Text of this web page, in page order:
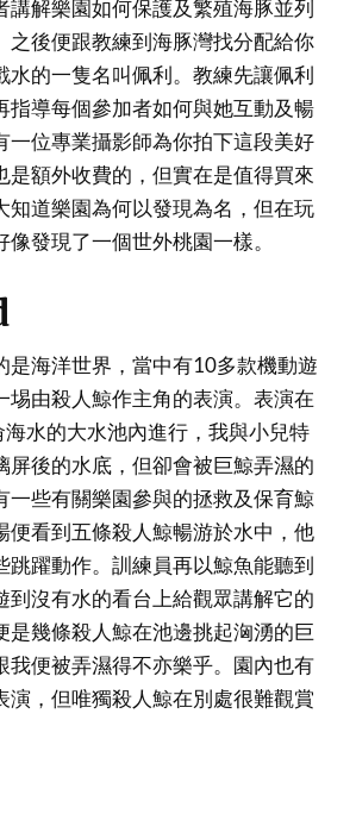
講解樂園如何保護及繁殖海豚並列
之後便跟教練到海豚灣找分配給你
水的一隻名叫佩利。教練先讓佩利
指導每個參加者如何與她互動及暢
一位專業攝影師為你拍下這段美好
是額外收費的，但實在是值得買來
知道樂園為何以發現為名，但在玩
發現了一個世外桃園一樣。
是海洋世界，當中有10多款機動遊
埸由殺人鯨作主角的表演。表演在
水的大水池內進行，我與小兒特
屏後的水底，但卻會被巨鯨弄濕的
一些有關樂園參與的拯救及保育鯨
便看到五條殺人鯨暢游於水中，他
跳躍動作。訓練員再以鯨魚能聽到
到沒有水的看台上給觀眾講解它的
是幾條殺人鯨在池邊挑起洶湧的巨
我便被弄濕得不亦樂乎。園內也有
演，但唯獨殺人鯨在別處很難觀賞